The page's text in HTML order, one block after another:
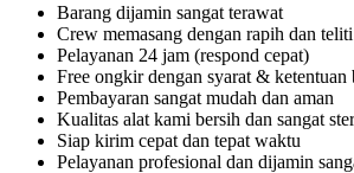
Barang dijamin sangat terawat
Crew memasang dengan rapih dan teliti
Pelayanan 24 jam (respond cepat)
Free ongkir dengan syarat & ketentuan
Pembayaran sangat mudah dan aman
Kualitas alat kami bersih dan sangat
Siap kirim cepat dan tepat waktu
Pelayanan profesional dan dijamin